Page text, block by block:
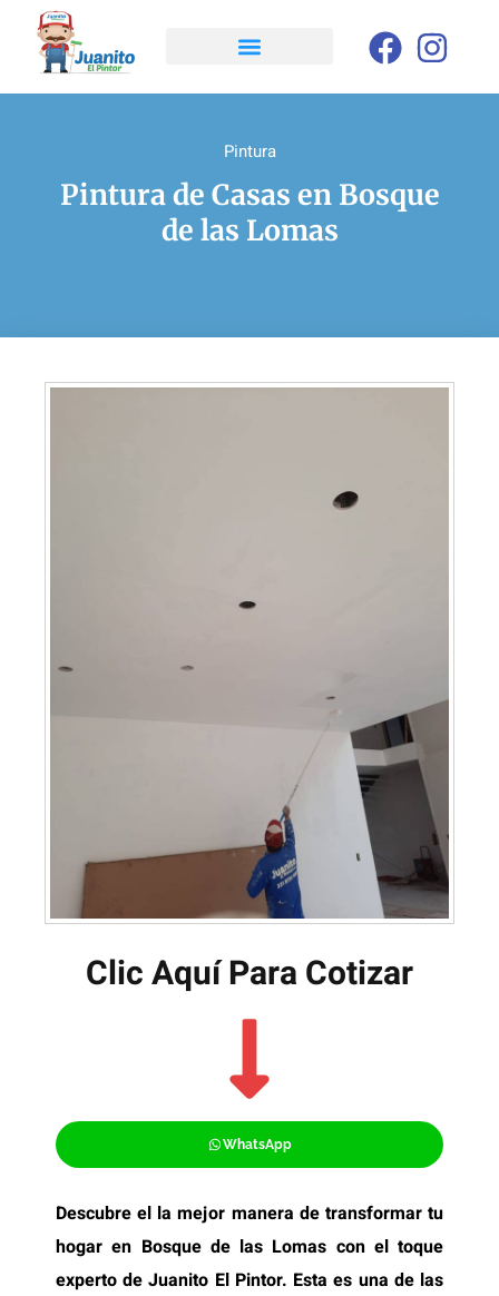
Pintura
Pintura de Casas en Bosque
de las Lomas
Clic Aquí Para Cotizar​
WhatsApp
Descubre el la mejor manera de transformar tu
hogar en Bosque de las Lomas con el toque
experto de Juanito El Pintor. Esta es una de las